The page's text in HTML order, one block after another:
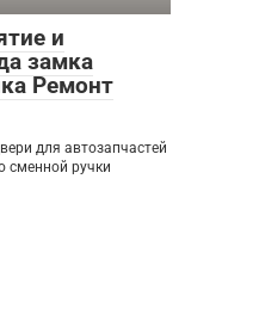
и
замка
Ремонт
для автозапчастей
сменной ручки